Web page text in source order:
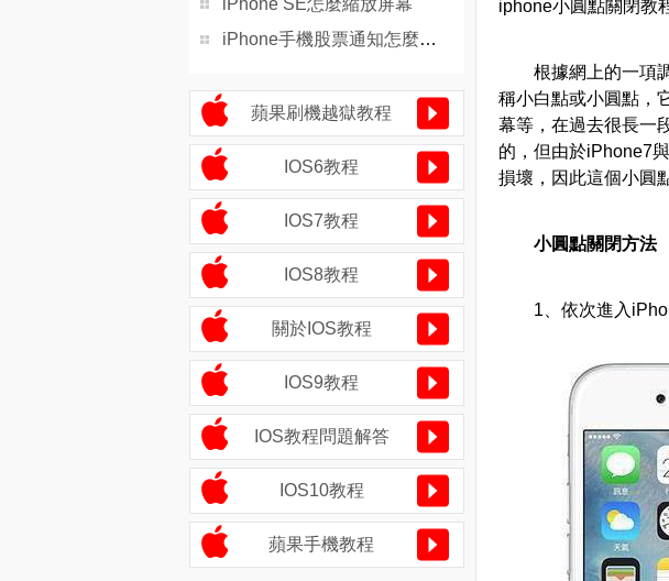
iphone小圓點關閉教
根據網上的一項
稱小白點或小圓點，
幕等，在過去很長一
的，但由於iPhone7
損壞，因此這個小圓
小圓點關閉方法
1、依次進入
iPhone SE怎麼縮放屏幕
iPhone手機股票通知怎麼關掉
蘋果刷機越獄教程
IOS6教程
IOS7教程
IOS8教程
關於IOS教程
IOS9教程
IOS教程問題解答
IOS10教程
蘋果手機教程